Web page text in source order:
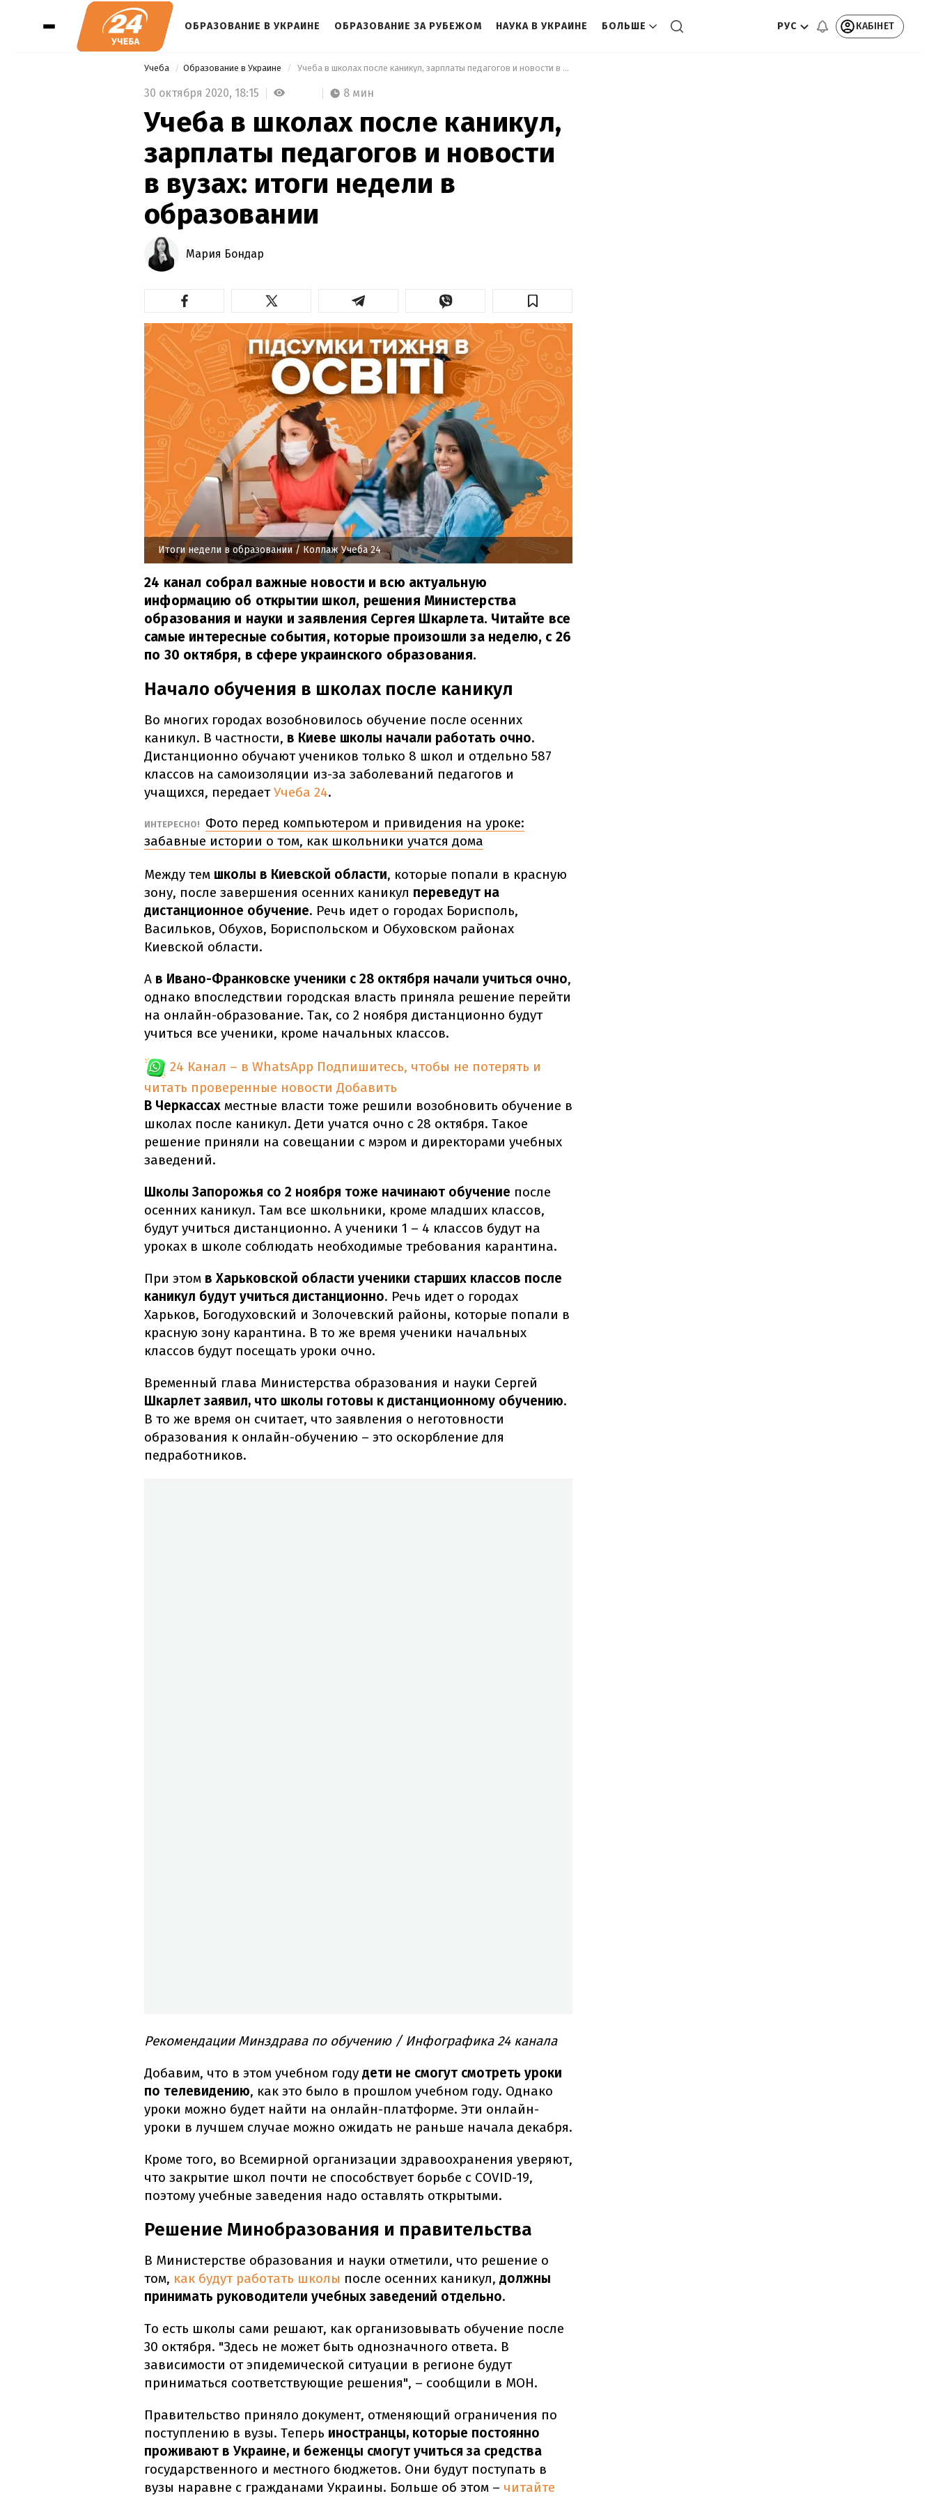
ОБРАЗОВАНИЕ В УКРАИНЕ ОБРАЗОВАНИЕ ЗА РУБЕЖОМ НАУКА В УКРАИНЕ БОЛЬШЕ РУС КАБІНЕТ
Учеба Образование в Украине Учеба в школах после каникул, зарплаты педагогов и новости в вузах: итоги недели в образовании
30 октября 2020, 18:15 8 мин
Учеба в школах после каникул,
зарплаты педагогов и новости
в вузах: итоги недели в
образовании
Мария Бондар
Итоги недели в образовании/ Коллаж Учеба 24
24 канал собрал важные новости и всю актуальную
информацию об открытии школ, решения Министерства
образования и науки и заявления Сергея Шкарлета. Читайте все
самые интересные события, которые произошли за неделю, с 26
по 30 октября, в сфере украинского образования.
Начало обучения в школах после каникул
Во многих городах возобновилось обучение после осенних
каникул. В частности, в Киеве школы начали работать очно.
Дистанционно обучают учеников только 8 школ и отдельно 587
классов на самоизоляции из-за заболеваний педагогов и
учащихся, передаетУчеба 24.
ИНТЕРЕСНО!
Фото перед компьютером и привидения на уроке:
забавные истории о том, как школьники учатся дома
Между тем школы в Киевской области, которые попали в красную
зону, после завершения осенних каникул переведут на
дистанционное обучение. Речь идет о городах Борисполь,
Васильков, Обухов, Бориспольском и Обуховском районах
Киевской области.
А в Ивано-Франковске ученики с 28 октября начали учиться очно,
однако впоследствии городская власть приняла решение перейти
на онлайн-образование. Так, со 2 ноября дистанционно будут
учиться все ученики, кроме начальных классов.
24 Канал – в WhatsApp Подпишитесь, чтобы не потерять и
читать проверенные новости Добавить
В Черкассах местные власти тоже решили возобновить обучение в
школах после каникул. Дети учатся очно с 28 октября. Такое
решение приняли на совещании с мэром и директорами учебных
заведений.
Школы Запорожья со 2 ноября тоже начинают обучение после
осенних каникул. Там все школьники, кроме младших классов,
будут учиться дистанционно. А ученики 1 – 4 классов будут на
уроках в школе соблюдать необходимые требования карантина.
При этом в Харьковской области ученики старших классов после
каникул будут учиться дистанционно. Речь идет о городах
Харьков, Богодуховский и Золочевский районы, которые попали в
красную зону карантина. В то же время ученики начальных
классов будут посещать уроки очно.
Временный глава Министерства образования и науки Сергей
Шкарлет заявил, что школы готовы к дистанционному обучению.
В то же время он считает, что заявления о неготовности
образования к онлайн-обучению – это оскорбление для
педработников.
Рекомендации Минздрава по обучению / Инфографика 24 канала
Добавим, что в этом учебном году дети не смогут смотреть уроки
по телевидению, как это было в прошлом учебном году. Однако
уроки можно будет найти на онлайн-платформе. Эти онлайн-
уроки в лучшем случае можно ожидать не раньше начала декабря.
Кроме того, во Всемирной организации здравоохранения уверяют,
что закрытие школ почти не способствует борьбе с COVID-19,
поэтому учебные заведения надо оставлять открытыми.
Решение Минобразования и правительства
В Министерстве образования и науки отметили, что решение о
том, как будут работать школы после осенних каникул, должны
принимать руководители учебных заведений отдельно.
То есть школы сами решают, как организовывать обучение после
30 октября. "Здесь не может быть однозначного ответа. В
зависимости от эпидемической ситуации в регионе будут
приниматься соответствующие решения", – сообщили в МОН.
Правительство приняло документ, отменяющий ограничения по
поступлению в вузы. Теперь иностранцы, которые постоянно
проживают в Украине, и беженцы смогут учиться за средства
государственного и местного бюджетов. Они будут поступать в
вузы наравне с гражданами Украины. Больше об этом – читайте